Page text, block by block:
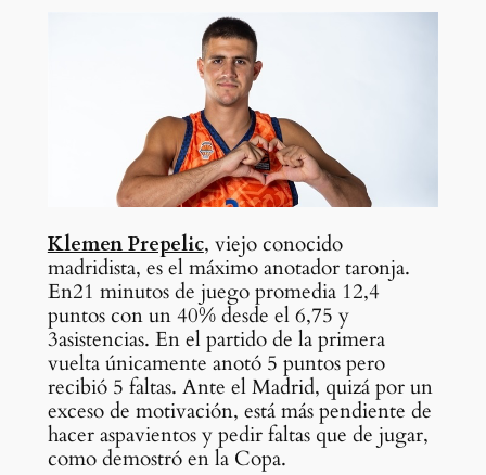
Klemen Prepelic, viejo conocido
madridista, es el máximo anotador taronja.
En21 minutos de juego promedia 12,4
puntos con un 40% desde el 6,75 y
3asistencias. En el partido de la primera
vuelta únicamente anotó 5 puntos pero
recibió 5 faltas. Ante el Madrid, quizá por un
exceso de motivación, está más pendiente de
hacer aspavientos y pedir faltas que de jugar,
como demostró en la Copa.